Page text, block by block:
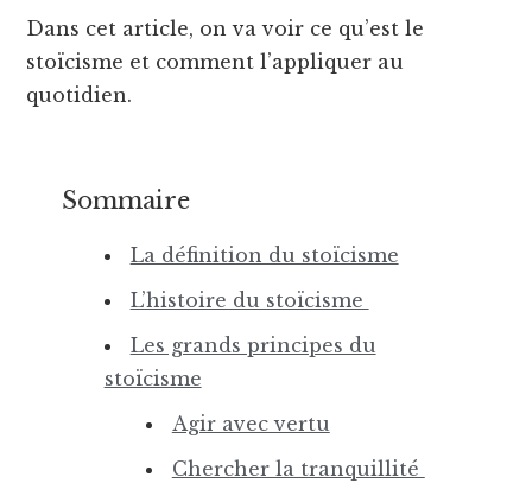
Dans cet article, on va voir ce qu’est le
stoïcisme et comment l’appliquer au
quotidien.
Sommaire
La définition du stoïcisme
L’histoire du stoïcisme
Les grands principes du
stoïcisme
Agir avec vertu
Chercher la tranquillité